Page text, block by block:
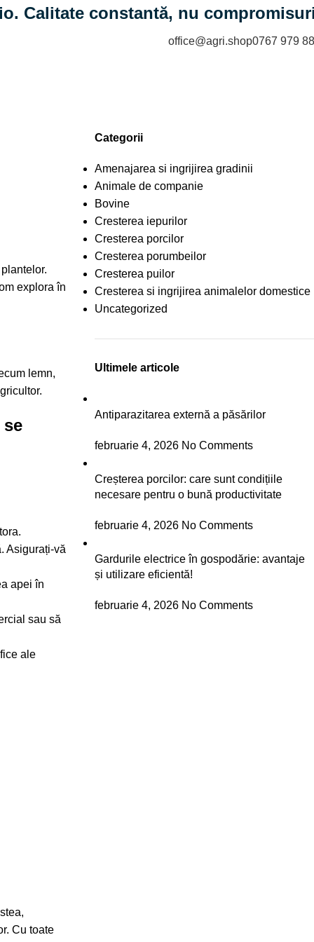
Calitate constantă, nu
office@agri.shop0767 979
explora în
lemn,
Asigurați-vă
apei în
sau să
ale
Cu toate
Categorii
Amenajarea si ingrijirea gradinii
Animale de companie
Bovine
Cresterea iepurilor
Cresterea porcilor
Cresterea porumbeilor
Cresterea puilor
Cresterea si ingrijirea animalelor domestice
Uncategorized
Ultimele articole
Antiparazitarea externă a păsărilor
februarie 4, 2026 No Comments
Creșterea porcilor: care sunt condițiile
necesare pentru o bună productivitate
februarie 4, 2026 No Comments
Gardurile electrice în gospodărie: avantaje
și utilizare eficientă!
februarie 4, 2026 No Comments